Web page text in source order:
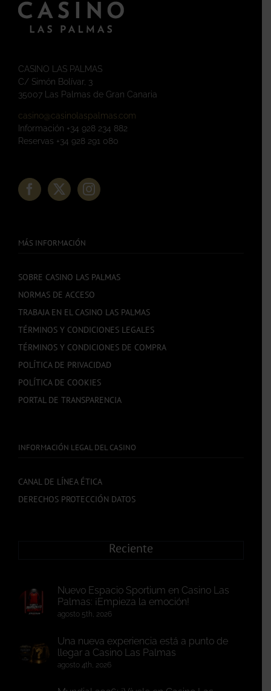
CASINO LAS PALMAS
C/ Simón Bolívar, 3
35007 Las Palmas de Gran Canaria
casino@casinolaspalmas.com
Información +34 928 234 882
Reservas +34 928 291 080
MÁS INFORMACIÓN
SOBRE CASINO LAS PALMAS
NORMAS DE ACCESO
TRABAJA EN EL CASINO LAS PALMAS
TÉRMINOS Y CONDICIONES LEGALES
TÉRMINOS Y CONDICIONES DE COMPRA
POLÍTICA DE PRIVACIDAD
POLÍTICA DE COOKIES
PORTAL DE TRANSPARENCIA
INFORMACIÓN LEGAL DEL CASINO
CANAL DE LÍNEA ÉTICA
DERECHOS PROTECCIÓN DATOS
Reciente
Nuevo Espacio Sportium en Casino Las
Palmas: ¡Empieza la emoción!
agosto 5th, 2026
Una nueva experiencia está a punto de
llegar a Casino Las Palmas
agosto 4th, 2026